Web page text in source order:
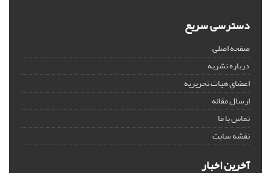
دسترسی سریع
صفحه اصلی
درباره نشریه
اعضای هیات تحریریه
ارسال مقاله
تماس با ما
نقشه سایت
آخرین اخبار